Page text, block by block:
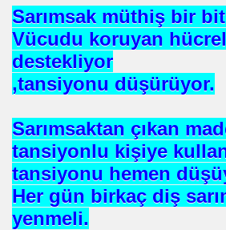
Sarımsak müthiş bir
Vücudu koruyan
destekliyor
,tansiyonu düşürüyor.
Sarımsaktan çıkan
tansiyonlu kişiye
tansiyonu hemen
Her gün birkaç diş
yenmeli.
krizi bekliyor!
SEN